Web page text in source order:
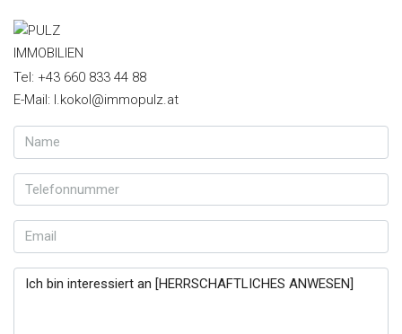
Tel: +43 660 833 44 88
E-Mail: l.kokol@immopulz.at